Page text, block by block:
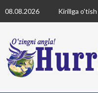
to
08.08.2026 Kirillga o'tish